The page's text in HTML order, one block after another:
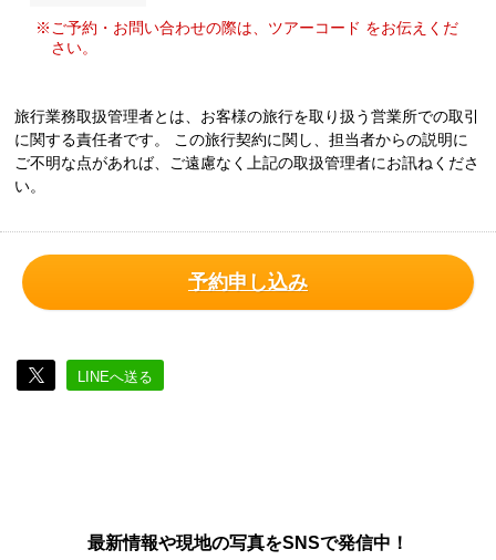
※ご予約・お問い合わせの際は、ツアーコード をお伝えくだ
さい。
旅行業務取扱管理者とは、お客様の旅行を取り扱う営業所での取引
に関する責任者です。 この旅行契約に関し、担当者からの説明に
ご不明な点があれば、ご遠慮なく上記の取扱管理者にお訊ねくださ
い。
予約申し込み
LINEへ送る
最新情報や現地の写真をSNSで発信中！